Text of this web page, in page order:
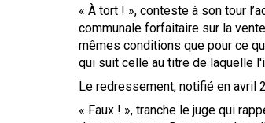
« À tort ! », conteste à son tour
communale forfaitaire sur la
mêmes conditions que pour ce
qui suit celle au titre de laquelle
Le redressement, notifié en avril
« Faux ! », tranche le juge qui